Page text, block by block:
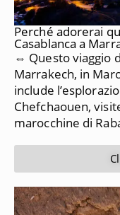
Perché adorerai
Casablanca a
⇔ Questo viaggio
Marrakech, in
include
Chefchaouen,
marocchine di